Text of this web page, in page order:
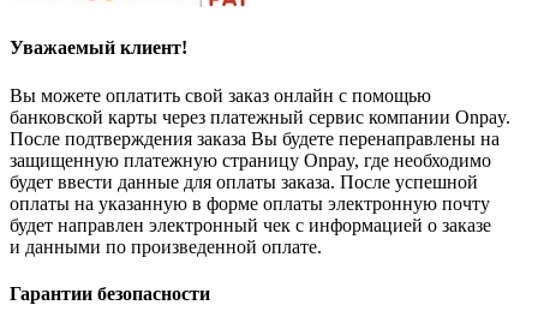
Уважаемый клиент!
Вы можете оплатить свой заказ онлайн с помощью
банковской карты через платежный сервис компании Onpay.
После подтверждения заказа Вы будете перенаправлены на
защищенную платежную страницу Onpay, где необходимо
будет ввести данные для оплаты заказа. После успешной
оплаты на указанную в форме оплаты электронную почту
будет направлен электронный чек с информацией о заказе
и данными по произведенной оплате.
Гарантии безопасности